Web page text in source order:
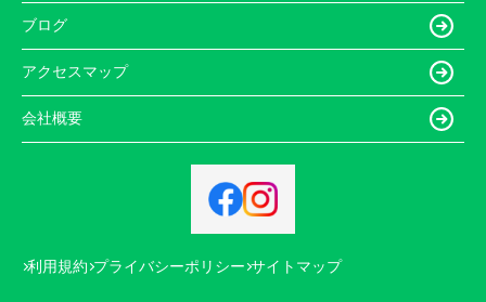
ブログ
アクセスマップ
会社概要
利用規約 プライバシーポリシー サイトマップ